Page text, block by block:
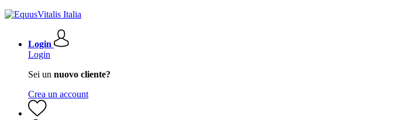
Login
Login
Sei un nuovo cliente?
Crea un account